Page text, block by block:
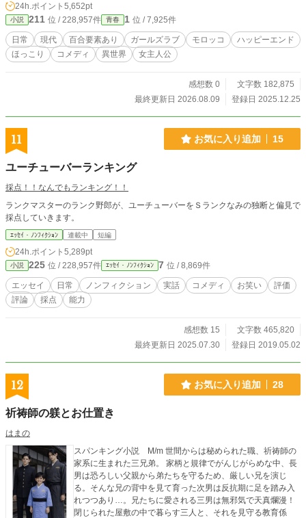
だらと書き綴った女子二人の旅行記『旅少女』──毎週木曜
日、日曜日に更新します！
24h.ポイント 5,652pt
小説 211 位 / 228,957件 青春 1 位 / 7,925件
日常 現代 百合要素あり ガールズラブ モロッコ
ハッピーエンド
ほっこり
コメディ 異世界 女主人公
感想数 0
文字数 182,875
最終更新日 2026.08.09
登録日 2025.12.25
11 お気に入り追加 15
ユーチューバーランキング
採点！！なんでもランキング！！
ランクマスターのランク野郎が、ユーチューバーをＳランクなみの独断と偏見で
採点していきます。
ｴｯｾｲ・ﾉﾝﾌｨｸｼｮﾝ 連載中 短編
24h.ポイント 5,289pt
小説 225 位 / 228,957件 ｴｯｾｲ・ﾉﾝﾌｨｸｼｮﾝ 7 位 / 8,869件
エッセイ 日常 ノンフィクション 実話 コメディ お笑い
評価
評論
採点 能力
感想数 15
文字数 465,820
最終更新日 2025.07.30
登録日 2019.05.02
12 お気に入り追加 28
祈祷師の躾とお仕置き
はまの
スパンキング小説 M/m 世間からは秘められた職、祈祷師の
家系に生まれた三兄弟。 家柄と規律でがんじがらめな中、長
男は恐ろしい父親から弟たちを守るため、厳しい兄を演じ
る。そんな兄の背中を見て育った次男は反抗期に足を踏み入
れつつあり…。兄たちに愛される三男は無邪気で天真爛漫！
閉じられた屋敷の中で暮らす三人と、それを見守る教育係